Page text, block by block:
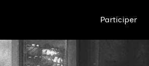
Participer